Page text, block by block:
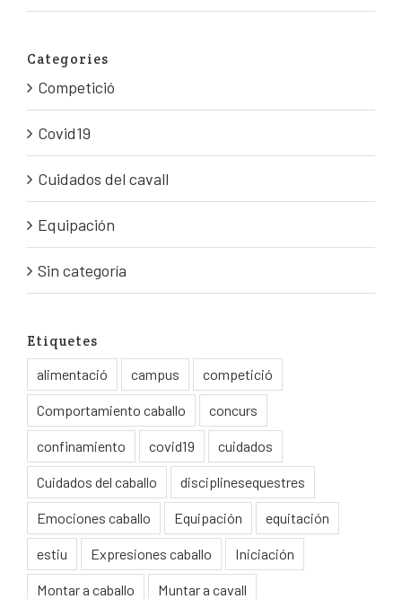
Categories
Competició
Covid19
Cuidados del cavall
Equipación
Sin categoría
Etiquetes
alimentació
campus competició
Comportamiento caballo concurs
confinamiento covid19 cuidados
Cuidados del caballo disciplinesequestres
Emociones caballo Equipación equitación
estiu Expresiones caballo Iniciación
Montar a caballo Muntar a cavall